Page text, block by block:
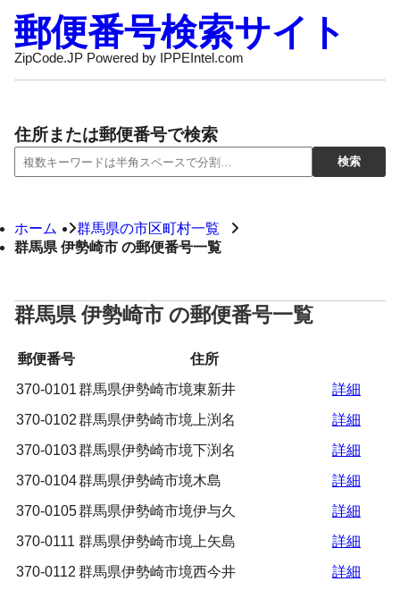
郵便番号検索サイト
ZipCode.JP Powered by IPPEIntel.com
住所または郵便番号で検索
ホーム
群馬県の市区町村一覧
群馬県 伊勢崎市 の郵便番号一覧
群馬県 伊勢崎市 の郵便番号一覧
郵便番号
住所
370-0101群馬県伊勢崎市境東新井
詳細
370-0102群馬県伊勢崎市境上渕名
詳細
370-0103群馬県伊勢崎市境下渕名
詳細
370-0104群馬県伊勢崎市境木島
詳細
370-0105群馬県伊勢崎市境伊与久
詳細
370-0111 群馬県伊勢崎市境上矢島
詳細
370-0112 群馬県伊勢崎市境西今井
詳細